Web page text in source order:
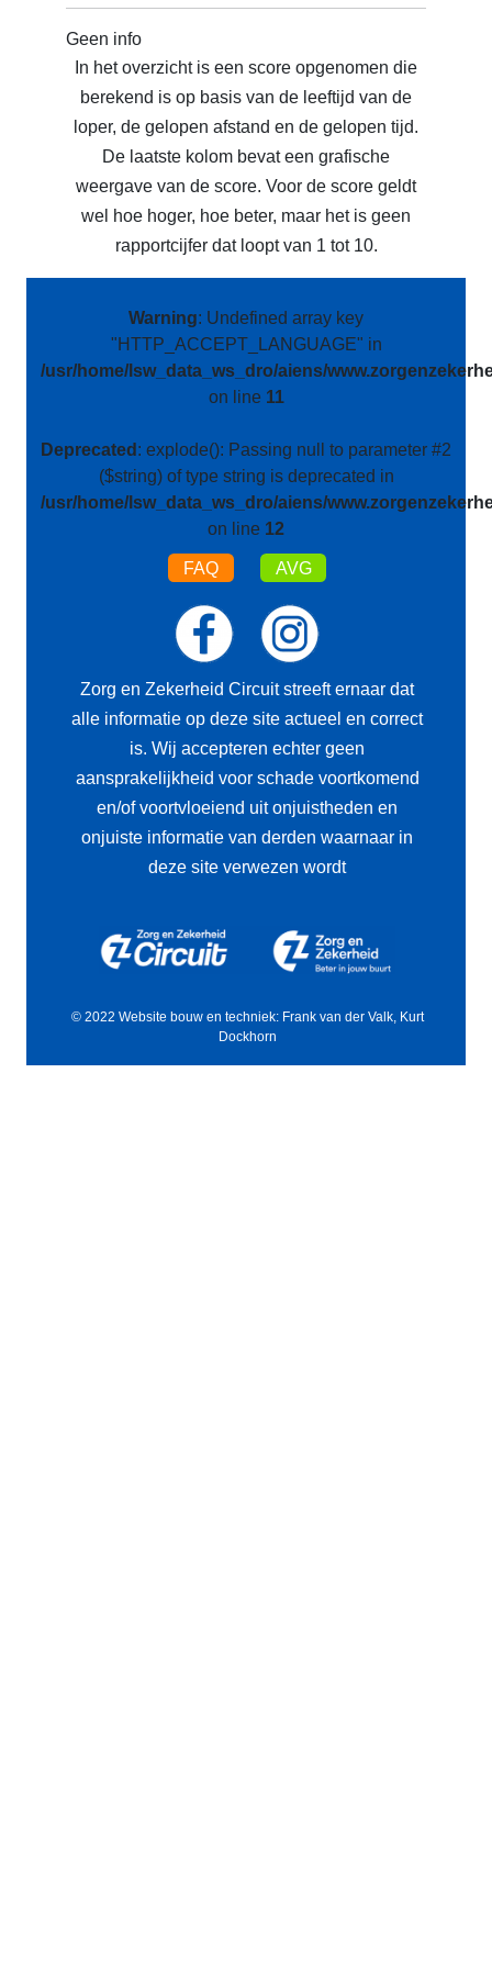
Geen info
In het overzicht is een score opgenomen die
berekend is op basis van de leeftijd van de
loper, de gelopen afstand en de gelopen tijd.
De laatste kolom bevat een grafische
weergave van de score. Voor de score geldt
wel hoe hoger, hoe beter, maar het is geen
rapportcijfer dat loopt van 1 tot 10.
Warning: Undefined array key
"HTTP_ACCEPT_LANGUAGE" in
/usr/home/lsw_data_ws_dro/aiens/
on line 11
Deprecated : explode(): Passing null to parameter #2
($string) of type string is deprecated in
/usr/home/lsw_data_ws_dro/aiens/
on line 12
FAQ AVG
Zorg en Zekerheid Circuit streeft ernaar dat
alle informatie op deze site actueel en correct
is. Wij accepteren echter geen
aansprakelijkheid voor schade voortkomend
en/of voortvloeiend uit onjuistheden en
onjuiste informatie van derden waarnaar in
deze site verwezen wordt
© 2022 Website bouw en techniek: Frank van der Valk, Kurt
Dockhorn